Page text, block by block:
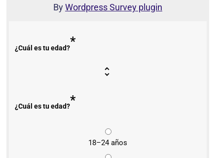
ByWordpress Survey plugin
¿Cuál es tu edad?*
¿Cuál es tu edad?*
18–24 años